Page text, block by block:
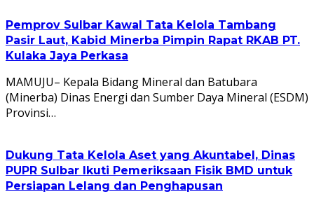
Pemprov Sulbar Kawal Tata Kelola Tambang
Pasir Laut, Kabid Minerba Pimpin Rapat RKAB PT.
Kulaka Jaya Perkasa
MAMUJU– Kepala Bidang Mineral dan Batubara
(Minerba) Dinas Energi dan Sumber Daya Mineral (ESDM)
Provinsi…
Dukung Tata Kelola Aset yang Akuntabel, Dinas
PUPR Sulbar Ikuti Pemeriksaan Fisik BMD untuk
Persiapan Lelang dan Penghapusan